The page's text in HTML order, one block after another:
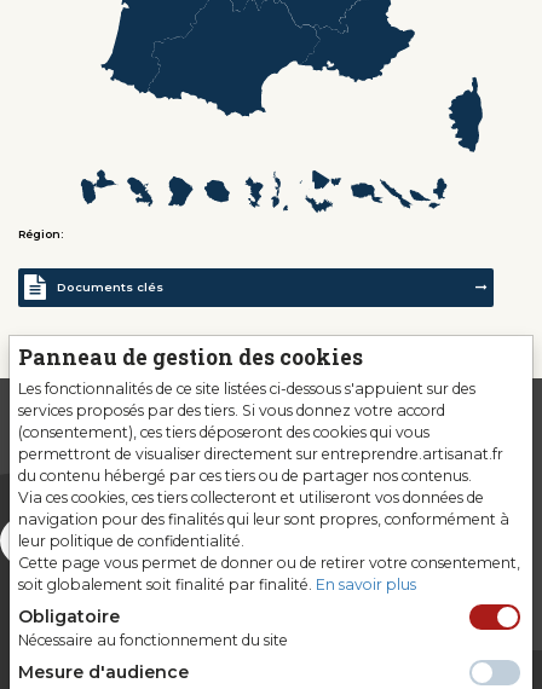
Région:
Documents clés
Panneau de gestion des cookies
Les fonctionnalités de ce site listées ci-dessous s'appuient sur des
services proposés par des tiers. Si vous donnez votre accord
(consentement), ces tiers déposeront des cookies qui vous
permettront de visualiser directement sur entreprendre.artisanat.fr
du contenu hébergé par ces tiers ou de partager nos contenus.
Via ces cookies, ces tiers collecteront et utiliseront vos données de
navigation pour des finalités qui leur sont propres, conformément à
leur politique de confidentialité.
Cette page vous permet de donner ou de retirer votre consentement,
soit globalement soit finalité par finalité. En savoir plus
Obligatoire
Nécessaire au fonctionnement du site
Mesure d'audience